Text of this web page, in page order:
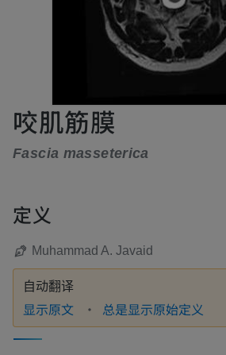
咬肌筋膜
Fascia masseterica
定义
Muhammad A. Javaid
自动翻译
显示原文 总是显示原始定义